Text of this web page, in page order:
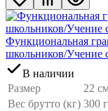
Функциональная
школьников/Учение
В наличии
Размер
22
Вес брутто (кг) 300 г